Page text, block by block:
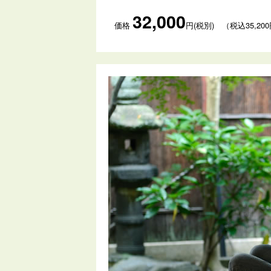
価格 32,000円(税別) （税込35,200